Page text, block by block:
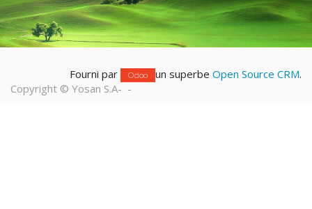
Fourni par Odoo un superbe Open Source CRM.
Copyright © Yosan S.A- -